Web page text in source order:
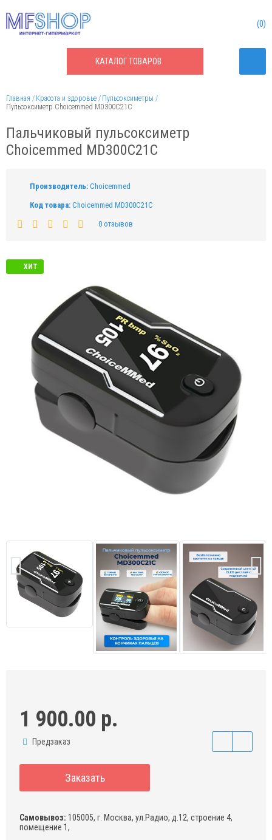
КАТАЛОГТОВАРОВ
0
Главная Красота и здоровье
Пульсоксиметры
Пульсоксиметр Choicemmed MD300C21C
Пальчиковый пульсоксиметр
Choicemmed MD300C21C
Производитель: Choicemmed
Код товара: Choicemmed MD300C21C
0 отзывов
ХИТ
1 900.00 р.
Предзаказ
Заказать
Самовывоз: 105005, г. Москва, ул.Радио, д.12, строение 4,
помещение 1,